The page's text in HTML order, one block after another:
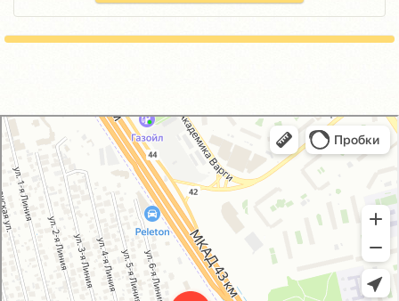
GM-City&VAG-Repair
Автосервис, автотехцентр в Москве
Магазин автозапчастей и автотоваров в Москве